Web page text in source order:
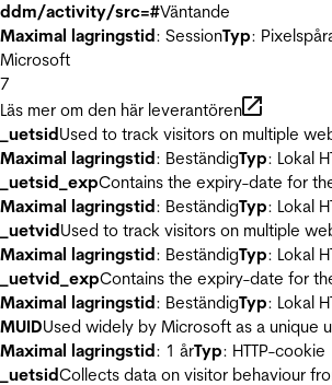
ddm/activity/src=#Väntande
Maximal lagringstid: SessionTyp:
Microsoft
7
Läs mer om den här leverantören
_uetsidUsed to track visitors on multiple
Maximal lagringstid: BeständigTyp: Lokal
_uetsid_expContains the expiry-date for
Maximal lagringstid: BeständigTyp: Lokal
_uetvidUsed to track visitors on multiple
Maximal lagringstid: BeständigTyp: Lokal
_uetvid_expContains the expiry-date for
Maximal lagringstid: BeständigTyp: Lokal
MUIDUsed widely by Microsoft as a unique
Maximal lagringstid: 1 årTyp: HTTP-cookie
_uetsidCollects data on visitor behaviour